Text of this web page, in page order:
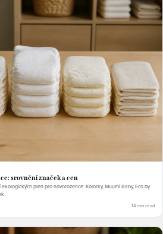
srovnění značek a cen
plen pro novorozence: Kolorky, Muumi Baby, Eco by
14 min read